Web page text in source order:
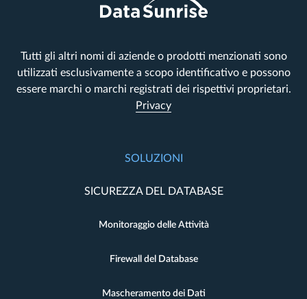
Tutti gli altri nomi di aziende o prodotti menzionati sono
utilizzati esclusivamente a scopo identificativo e possono
essere marchi o marchi registrati dei rispettivi proprietari.
Privacy
SOLUZIONI
SICUREZZA DEL DATABASE
Monitoraggio delle Attività
Firewall del Database
Mascheramento dei Dati